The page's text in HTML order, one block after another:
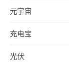
元宇宙
充电宝
光伏